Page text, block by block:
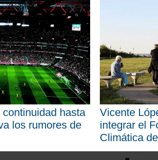
hasta
los rumores de
Vicente
integrar el
Climática